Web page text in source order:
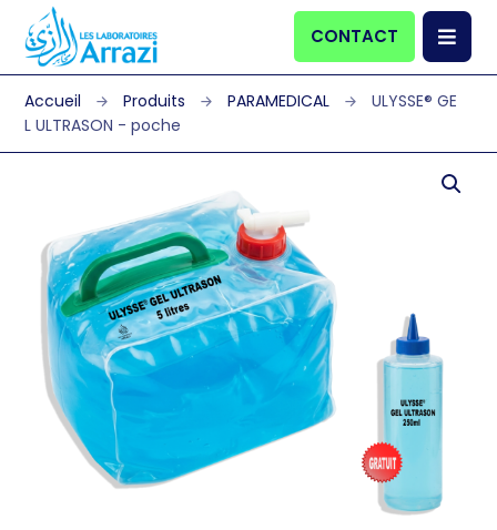
CONTACT
Produits PARAMEDICAL
ULYSSE® GE
L ULTRASON - poche